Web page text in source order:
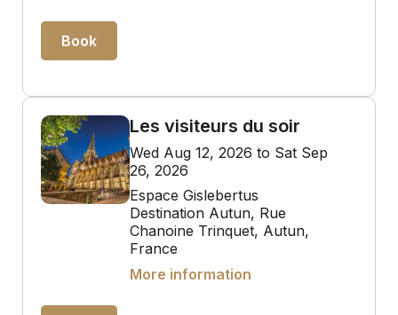
Book
Les visiteurs du soir
Wed Aug 12, 2026 to Sat Sep
26, 2026
Espace Gislebertus
Destination Autun, Rue
Chanoine Trinquet, Autun,
France
More information